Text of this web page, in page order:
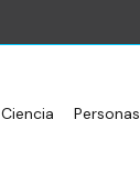
Ciencia Personas